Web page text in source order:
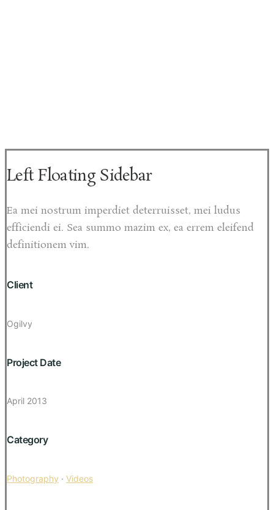
Left Floating Sidebar
Ea mei nostrum imperdiet deterruisset, mei ludus
efficiendi ei. Sea summo mazim ex, ea errem eleifend
definitionem vim.
Client
Ogilvy
Project Date
April 2013
Category
Photography · Videos